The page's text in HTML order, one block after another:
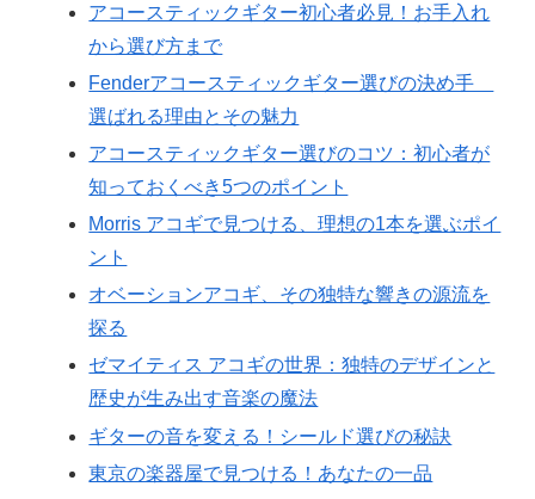
アコースティックギター初心者必見！お手入れ
から選び方まで
Fenderアコースティックギター選びの決め手
選ばれる理由とその魅力
アコースティックギター選びのコツ：初心者が
知っておくべき5つのポイント
Morris アコギで見つける、理想の1本を選ぶポイ
ント
オベーションアコギ、その独特な響きの源流を
探る
ゼマイティス アコギの世界：独特のデザインと
歴史が生み出す音楽の魔法
ギターの音を変える！シールド選びの秘訣
東京の楽器屋で見つける！あなたの一品